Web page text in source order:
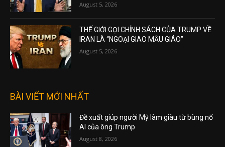
August 5, 2026
THẾ GIỚI GỌI CHÍNH SÁCH CỦA TRUMP VỀ
IRAN LÀ “NGOẠI GIAO MẪU GIÁO”
August 5, 2026
BÀI VIẾT MỚI NHẤT
Đề xuất giúp người Mỹ làm giàu từ bùng nổ
AI của ông Trump
August 8, 2026